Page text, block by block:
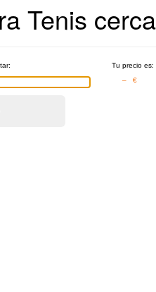
Tenis
Tu precio es:
– €